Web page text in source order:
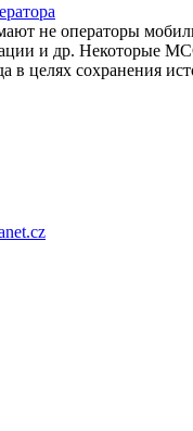
не операторы
и др. Некоторые
в целях сохранения